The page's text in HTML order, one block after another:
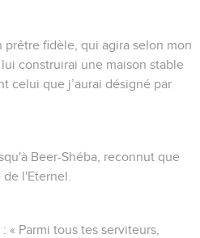
prêtre fidèle, qui agira selon mon
construirai une maison stable
celui que j’aurai désigné par
Beer-Shéba, reconnut que
l'Eternel.
Parmi tous tes serviteurs,